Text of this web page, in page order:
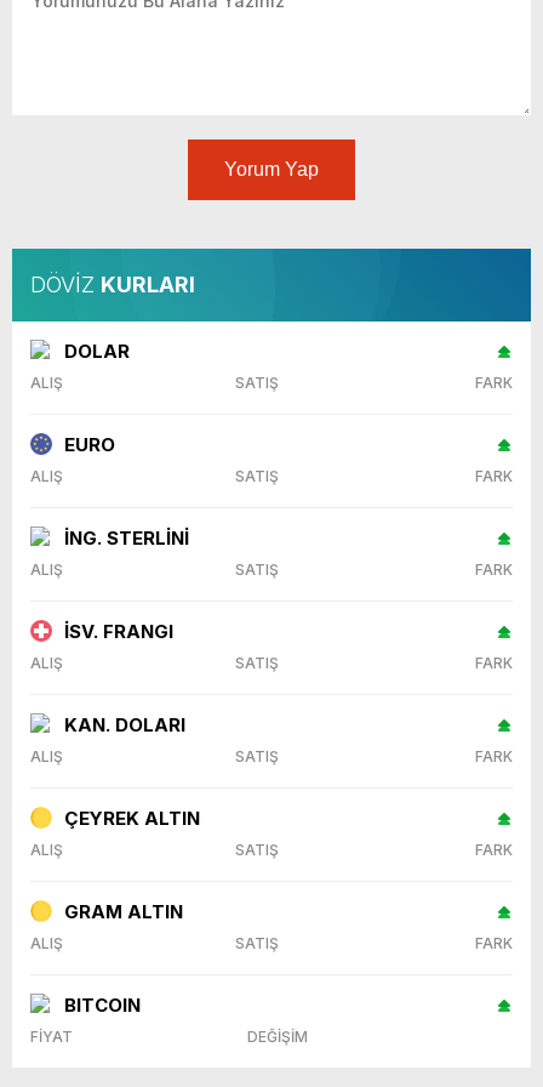
Yorum Yap
DÖVİZ KURLARI
DOLAR
ALIŞ SATIŞ FARK
EURO
ALIŞ SATIŞ FARK
İNG. STERLİNİ
ALIŞ SATIŞ FARK
İSV. FRANGI
ALIŞ SATIŞ FARK
KAN. DOLARI
ALIŞ SATIŞ FARK
ÇEYREK ALTIN
ALIŞ SATIŞ FARK
GRAM ALTIN
ALIŞ SATIŞ FARK
BITCOIN
FİYAT DEĞİŞİM